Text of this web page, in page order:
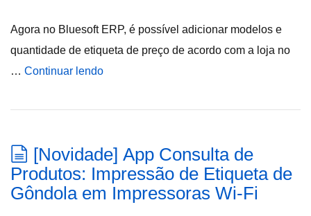
Agora no Bluesoft ERP, é possível adicionar modelos e
quantidade de etiqueta de preço de acordo com a loja no
… Continuar lendo
[Novidade] App Consulta de
Produtos: Impressão de Etiqueta de
Gôndola em Impressoras Wi-Fi